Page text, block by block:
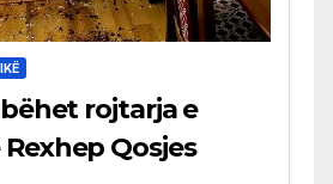
rojtarja e
Qosjes